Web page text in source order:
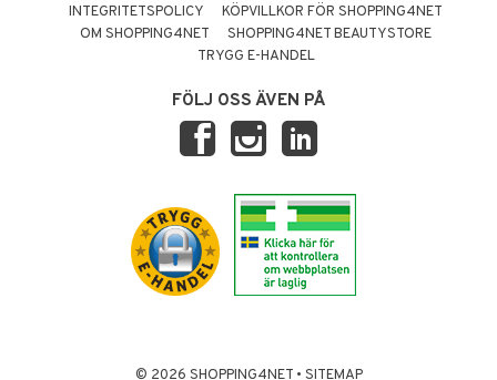
INTEGRITETSPOLICY
KÖPVILLKOR FÖR SHOPPING4NET
OM SHOPPING4NET
SHOPPING4NET BEAUTYSTORE
TRYGG E-HANDEL
FÖLJ OSS ÄVEN PÅ
© 2026 SHOPPING4NET • SITEMAP